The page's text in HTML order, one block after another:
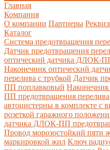
Главная
Компания
О компании Партнеры
Каталог
Система предотвращения
Датчик предотвращения
оптический датчика ДЛОК-
Наконечник оптический
перелива с трубкой Датчик
ПП поплавковый
ПП предотвращения перелива
автоцистерны в комплекте с
розеткой гаражного
датчика ДЛОК-ПП
Провод морозостойкий пяти
маркировкой жил Ключ